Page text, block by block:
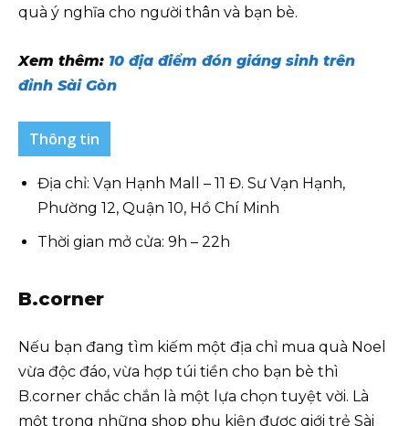
quà ý nghĩa cho người thân và bạn bè.
Xem thêm: 10 địa điểm đón giáng sinh trên
đỉnh Sài Gòn
Thông tin
Địa chỉ: Vạn Hạnh Mall – 11 Đ. Sư Vạn Hạnh,
Phường 12, Quận 10, Hồ Chí Minh
Thời gian mở cửa: 9h – 22h
B.corner
Nếu bạn đang tìm kiếm một địa chỉ mua quà Noel
vừa độc đáo, vừa hợp túi tiền cho bạn bè thì
B.corner chắc chắn là một lựa chọn tuyệt vời. Là
một trong những shop phụ kiện được giới trẻ Sài